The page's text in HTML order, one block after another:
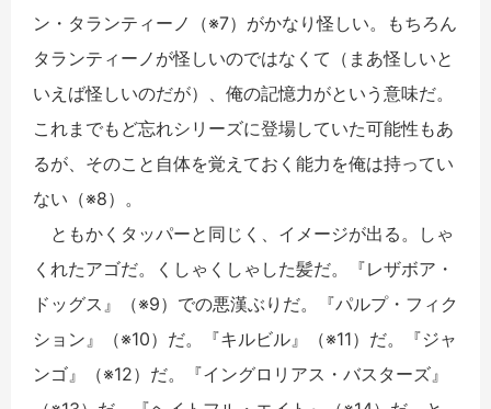
ン・タランティーノ（※7）がかなり怪しい。もちろん
タランティーノが怪しいのではなくて（まあ怪しいと
いえば怪しいのだが）、俺の記憶力がという意味だ。
これまでもど忘れシリーズに登場していた可能性もあ
るが、そのこと自体を覚えておく能力を俺は持ってい
ない（※8）。
ともかくタッパーと同じく、イメージが出る。しゃ
くれたアゴだ。くしゃくしゃした髪だ。『レザボア・
ドッグス』（※9）での悪漢ぶりだ。『パルプ・フィク
ション』（※10）だ。『キルビル』（※11）だ。『ジャ
ンゴ』（※12）だ。『イングロリアス・バスターズ』